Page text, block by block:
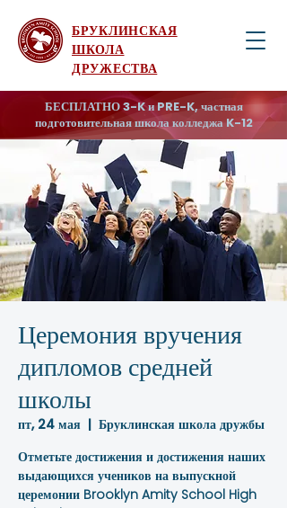
БРУКЛИНСКАЯ
ШКОЛА
ДРУЖЕСТВА
БЕСПЛАТНО 3-K и PRE-K, частная
подготовительная школа колледжа K-12
Церемония вручения
дипломов средней
школы
пт, 24 мая
  |
Бруклинская школа дружбы
Отметьте достижения и достижения наших
выдающихся учеников на выпускной
церемонии Brooklyn Amity School High